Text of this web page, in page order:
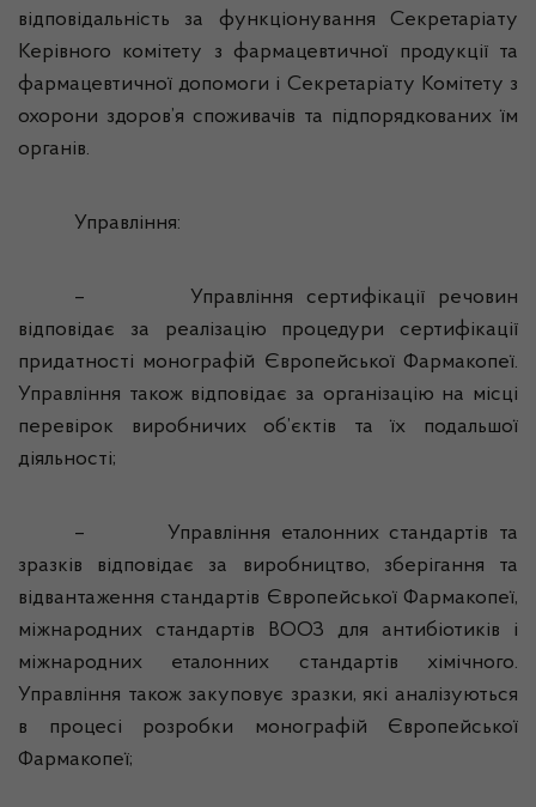
відповідальність за функціонування Секретаріату
Керівного комітету з фармацевтичної продукції та
фармацевтичної допомоги і Секретаріату Комітету з
охорони здоров’я споживачів та підпорядкованих їм
органів.
Управління:
–
Управління сертифікації речовин
відповідає за реалізацію процедури сертифікації
придатності монографій Європейської Фармакопеї.
Управління також відповідає за організацію на місці
перевірок виробничих об’єктів та їх подальшої
діяльності;
–
Управління еталонних стандартів та
зразків відповідає за виробництво, зберігання та
відвантаження стандартів Європейської Фармакопеї,
міжнародних стандартів ВООЗ для антибіотиків і
міжнародних еталонних стандартів хімічного.
Управління також закуповує зразки, які аналізуються
в процесі розробки монографій Європейської
Фармакопеї;